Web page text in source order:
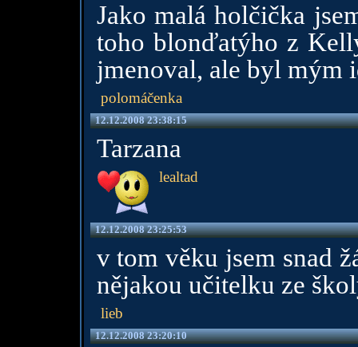
Jako malá holčička
toho blonďatýho z
jmenoval, ale byl mým
polomáčenka
12.12.2008 23:38:15
Tarzana
lealtad
12.12.2008 23:25:53
v tom věku jsem snad
nějakou učitelku ze
lieb
12.12.2008 23:20:10